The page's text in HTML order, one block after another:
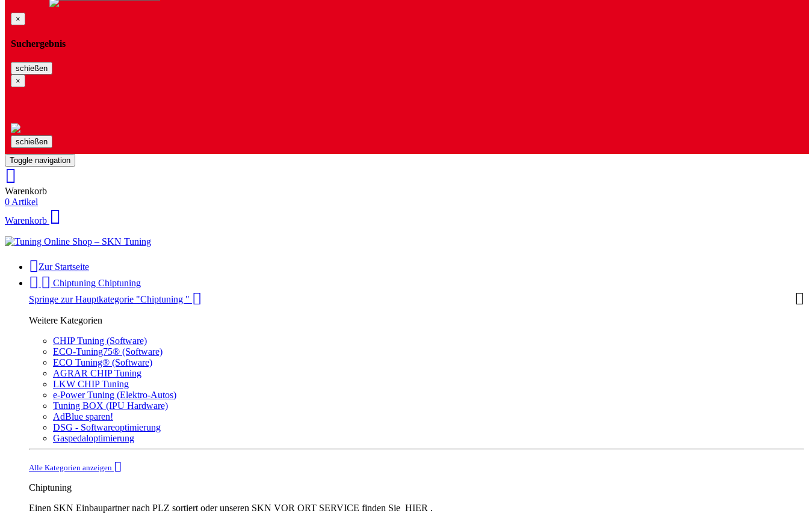
×
Suchergebnis
schießen
×
schießen
Toggle navigation
Warenkorb
0 Artikel
Warenkorb
Zur Startseite
Chiptuning Chiptuning
Springe zur Hauptkategorie "Chiptuning "
Weitere Kategorien
CHIP Tuning (Software)
ECO-Tuning75® (Software)
ECO Tuning® (Software)
AGRAR CHIP Tuning
LKW CHIP Tuning
e-Power Tuning (Elektro-Autos)
Tuning BOX (IPU Hardware)
AdBlue sparen!
DSG - Softwareoptimierung
Gaspedaloptimierung
Alle Kategorien anzeigen
Chiptuning
Einen SKN Einbaupartner nach PLZ sortiert oder unseren SKN VOR ORT SERVICE finden Sie HIER .